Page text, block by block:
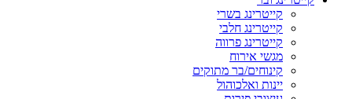
קייטרינג בשרי
קייטרינג חלבי
קייטרינג פרווה
מגשי אירוח
קינוחים/בר מתוקים
יינות ואלכוהול